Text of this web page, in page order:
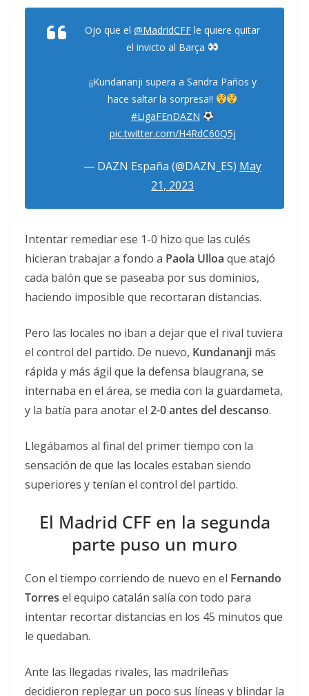
Ojo que el @MadridCFF le quiere quitar
el invicto al Barça
¡¡Kundananji supera a Sandra Paños y
hace saltar la sorpresa!!
#LigaFEnDAZN
pic.twitter.com/H4RdC60Q5j
— DAZN España (@DAZN_ES) May
21, 2023
Intentar remediar ese 1-0 hizo que las culés
hicieran trabajar a fondo a Paola Ulloa que atajó
cada balón que se paseaba por sus dominios,
haciendo imposible que recortaran distancias.
Pero las locales no iban a dejar que el rival tuviera
el control del partido. De nuevo, Kundananji más
rápida y más ágil que la defensa blaugrana, se
internaba en el área, se media con la guardameta,
y la batía para anotar el 2-0 antes del descanso.
Llegábamos al final del primer tiempo con la
sensación de que las locales estaban siendo
superiores y tenían el control del partido.
El Madrid CFF en la segunda
parte puso un muro
Con el tiempo corriendo de nuevo en el Fernando
Torres el equipo catalán salía con todo para
intentar recortar distancias en los 45 minutos que
le quedaban.
Ante las llegadas rivales, las madrileñas
decidieron replegar un poco sus líneas y blindar la